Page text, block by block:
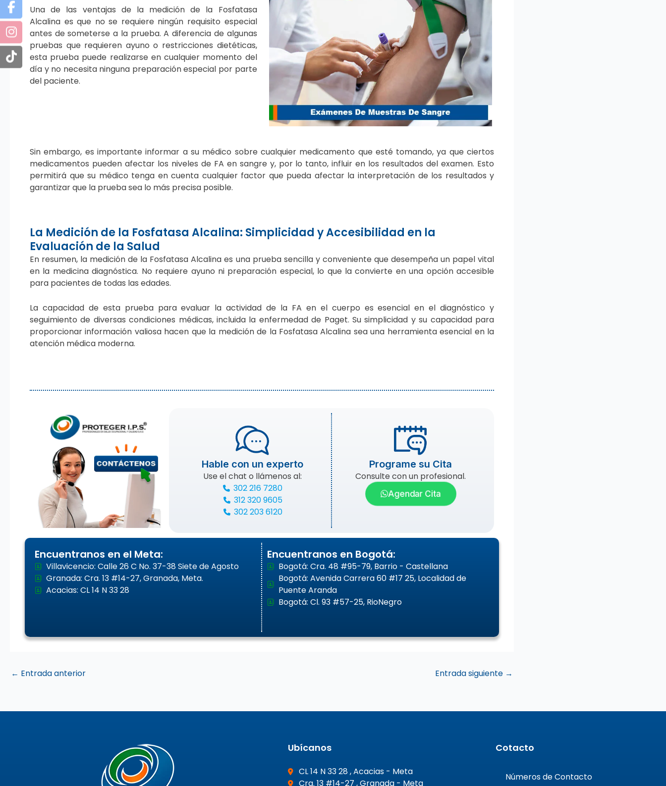
Una de las ventajas de la medición de la Fosfatasa
Alcalina es que no se requiere ningún requisito especial
antes de someterse a la prueba. A diferencia de algunas
pruebas que requieren ayuno o restricciones dietéticas,
esta prueba puede realizarse en cualquier momento del
día y no necesita ninguna preparación especial por parte
del paciente.
Sin embargo, es importante informar a su médico sobre cualquier medicamento que esté tomando, ya que ciertos
medicamentos pueden afectar los niveles de FA en sangre y, por lo tanto, influir en los resultados del examen. Esto
permitirá que su médico tenga en cuenta cualquier factor que pueda afectar la interpretación de los resultados y
garantizar que la prueba sea lo más precisa posible.
La Medición de la Fosfatasa Alcalina: Simplicidad y Accesibilidad en la
Evaluación de la Salud
En resumen, la medición de la Fosfatasa Alcalina es una prueba sencilla y conveniente que desempeña un papel vital
en la medicina diagnóstica. No requiere ayuno ni preparación especial, lo que la convierte en una opción accesible
para pacientes de todas las edades.
La capacidad de esta prueba para evaluar la actividad de la FA en el cuerpo es esencial en el diagnóstico y
seguimiento de diversas condiciones médicas, incluida la enfermedad de Paget. Su simplicidad y su capacidad para
proporcionar información valiosa hacen que la medición de la Fosfatasa Alcalina sea una herramienta esencial en la
atención médica moderna.
Hable con un experto
Use el chat o llámenos al:
302 216 7280
312 320 9605
302 203 6120
Programe su Cita
Consulte con un profesional.
Agendar Cita
Encuentranos en el Meta:
Villavicencio: Calle 26 C No. 37-38 Siete de Agosto
Granada: Cra. 13 #14-27, Granada, Meta.
Acacias: CL 14 N 33 28
Encuentranos en Bogotá:
Bogotá: Cra. 48 #95-79, Barrio - Castellana
Bogotá: Avenida Carrera 60 #17 25, Localidad de
Puente Aranda
Bogotá: Cl. 93 #57-25, RioNegro
← Entrada anterior Entrada siguiente →
Ubícanos
CL 14 N 33 28 , Acacias - Meta
Cra. 13 #14-27 , Granada - Meta
Cotacto
Números de Contacto